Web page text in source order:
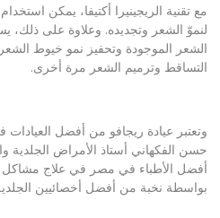
مع تقنية الريجينيرا أكتيفا، يمكن
لنموّ الشعر وتجديده. وعلاوة على ذلك،
الشعر الموجودة وتحفيز نمو خيوط
التساقط وترميم الشعر مرة أخرى.
وتعتبر عيادة ريجافو من أفضل
حسن الفكهاني أستاذ الأمراض الجلدية
أفضل الأطباء في مصر في علاج مشاكل
بواسطة نخبة من أفضل أخصائيين